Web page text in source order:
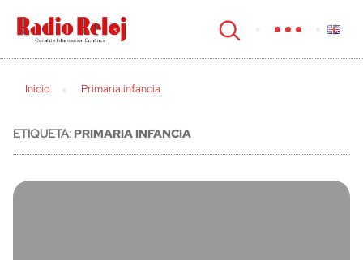
cerrar
Inicio Primaria infancia
ETIQUETA:PRIMARIA INFANCIA